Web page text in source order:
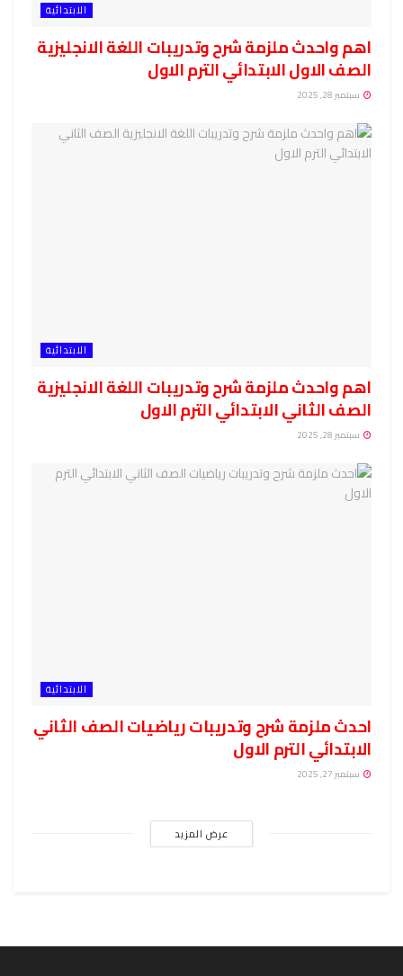
الابتدائية
اهم واحدث ملزمة شرح وتدريبات اللغة الانجليزية
الصف الاول الابتدائي الترم الاول
سبتمبر 28, 2025
الابتدائية
اهم واحدث ملزمة شرح وتدريبات اللغة الانجليزية
الصف الثاني الابتدائي الترم الاول
سبتمبر 28, 2025
الابتدائية
احدث ملزمة شرح وتدريبات رياضيات الصف الثاني
الابتدائي الترم الاول
سبتمبر 27, 2025
عرض المزيد